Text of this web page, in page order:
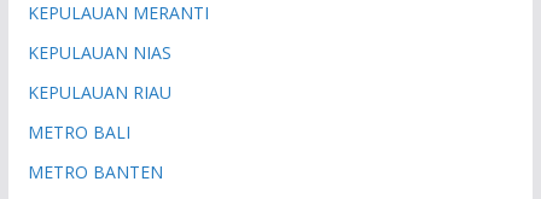
KEPULAUAN MERANTI
KEPULAUAN NIAS
KEPULAUAN RIAU
METRO BALI
METRO BANTEN